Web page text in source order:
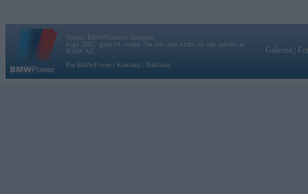
Vortāls BMWPower.lv darbojas
kopš 2002. gada 14. maija. Tas nav auto klubs un nav saistīts ar
BMW AG.
Par BMWPower
Kontakti Reklāma
Galvena